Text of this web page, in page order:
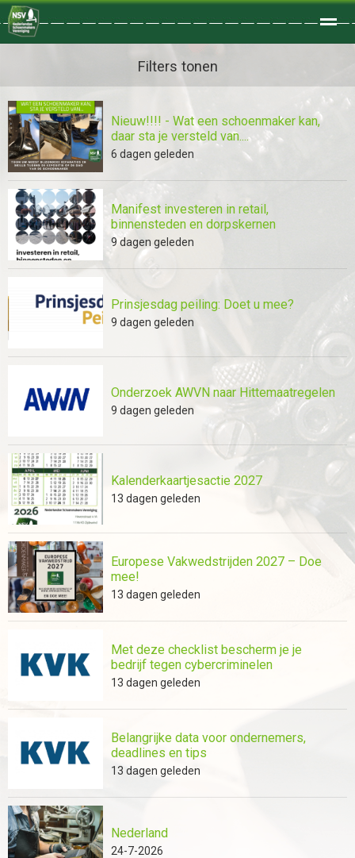
Home Zoeken Foto's
Filters tonen
Nieuw!!!! - Wat een schoenmaker kan,
daar sta je versteld van....
6 dagen geleden
Manifest investeren in retail,
binnensteden en dorpskernen
9 dagen geleden
Prinsjesdag peiling: Doet u mee?
9 dagen geleden
Onderzoek AWVN naar Hittemaatregelen
9 dagen geleden
Kalenderkaartjesactie 2027
13 dagen geleden
Europese Vakwedstrijden 2027 – Doe
mee!
13 dagen geleden
Met deze checklist bescherm je je
bedrijf tegen cybercriminelen
13 dagen geleden
Belangrijke data voor ondernemers,
deadlines en tips
13 dagen geleden
Nederland
24-7-2026